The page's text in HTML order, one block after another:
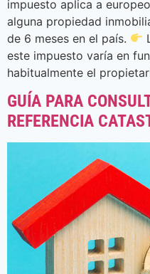
impuesto aplica a
alguna propiedad
de 6 meses en el país.
este impuesto varía en
habitualmente el
GUÍA PARA
REFERENCIA